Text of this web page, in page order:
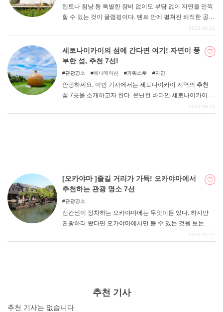
DEEPLOG란
개인 정보보호
문의
텐트나 침낭 등 특별한 장비 없이도 부담 없이 자연을 만끽
할 수 있는 것이 글램핑이다. 텐트 안에 펼쳐진 쾌적한 공간
에서 어른도 아이도 편안하게 지낼 수 있다. 낮에는 츄고
있는 음식을 즐길 수 있는 글램핑 시설을 소개한다.
2024-04-22
세토나이카이의 섬에 간다면 여기! 자연이 풍
부한 섬, 추천 7선!
관광명소 애니메이션 파워스폿 자연
안녕하세요. 이번 기사에서는 세토나이카이 지역의 추천
섬 7곳을 소개하고자 한다. 온난한 바다인 세토나이카이에
는 많은 섬이 있어 풍부한 자연을 만끽할 수 있다. 관광객부
2022-08-23
[오카야마 ]즐길 거리가 가득! 오카야마에서
추천하는 관광 명소 7선
관광명소
신칸센이 정차하는 오카야마에는 무엇이든 있다. 하지만
관광하러 왔다면 오카야마에서만 볼 수 있는 것을 보는 것
을 추천한다. 먹거리도 굴구이, 라멘, 호르몬 야키소바 등
2022-01-12
추천 기사
추천 기사는 없습니다